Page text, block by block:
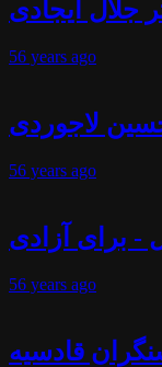
جلال ایجادی
56 years ago
حسین لاجوردی
56 years ago
- برای آزادی
56 years ago